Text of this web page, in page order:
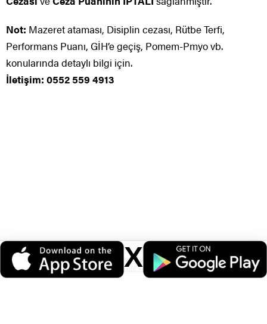
Not: Mazeret ataması, Disiplin cezası, Rütbe Terfi,
Performans Puanı, GİH’e geçiş, Pomem-Pmyo vb.
konularında detaylı bilgi için.
İletişim: 0552 559 4913
X
Veri politikasındaki amaçlarla sınırlı ve mevzuata uygun şekilde çerez
konumlandırmaktayız. Detaylar içinveri politikamızıinceleyebilirsiniz.